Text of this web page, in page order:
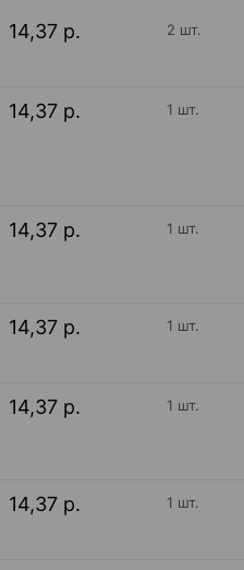
14,37 р. 2 шт.
14,37 р. 1 шт.
14,37 р. 1 шт.
14,37 р. 1 шт.
14,37 р. 1 шт.
14,37 р. 1 шт.